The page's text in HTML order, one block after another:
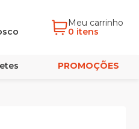
Meu carrinho
0 itens
PROMOÇÕES